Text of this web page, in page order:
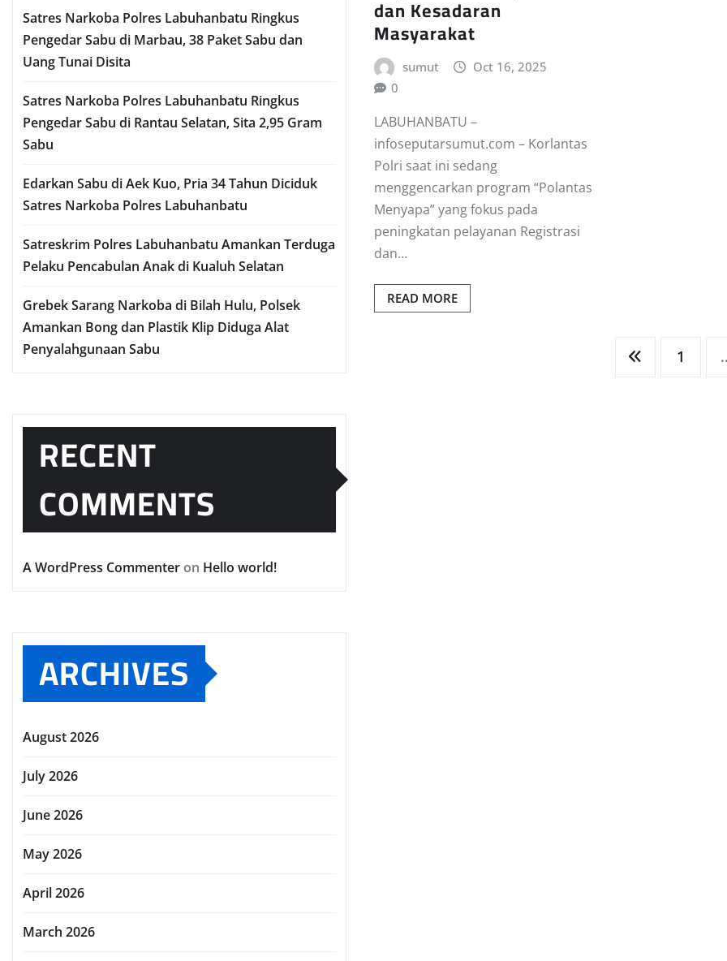
Satres Narkoba Polres Labuhanbatu Ringkus
Pengedar Sabu di Marbau, 38 Paket Sabu dan
Uang Tunai Disita
Satres Narkoba Polres Labuhanbatu Ringkus
Pengedar Sabu di Rantau Selatan, Sita 2,95 Gram
Sabu
Edarkan Sabu di Aek Kuo, Pria 34 Tahun Diciduk
Satres Narkoba Polres Labuhanbatu
Satreskrim Polres Labuhanbatu Amankan Terduga
Pelaku Pencabulan Anak di Kualuh Selatan
Grebek Sarang Narkoba di Bilah Hulu, Polsek
Amankan Bong dan Plastik Klip Diduga Alat
Penyalahgunaan Sabu
RECENT
COMMENTS
A WordPress Commenter on Hello world!
ARCHIVES
August 2026
July 2026
June 2026
May 2026
April 2026
March 2026
dan Kesadaran
Masyarakat
sumut
Oct 16, 2025
0
LABUHANBATU –
infoseputarsumut.com – Korlantas
Polri saat ini sedang
menggencarkan program “Polantas
Menyapa” yang fokus pada
peningkatan pelayanan Registrasi
dan…
READ MORE
1